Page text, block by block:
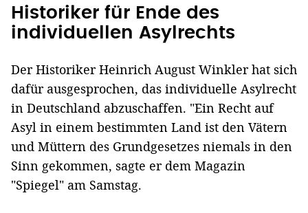
Historiker für Ende des
individuellen Asylrechts
Der Historiker Heinrich August Winkler hat sich
dafür ausgesprochen, das individuelle Asylrecht
in Deutschland abzuschaffen. "Ein Recht auf
Asyl in einem bestimmten Land ist den Vätern
und Müttern des Grundgesetzes niemals in den
Sinn gekommen, sagte er dem Magazin
"Spiegel" am Samstag.